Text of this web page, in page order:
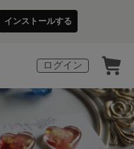
インストールする
ログイン